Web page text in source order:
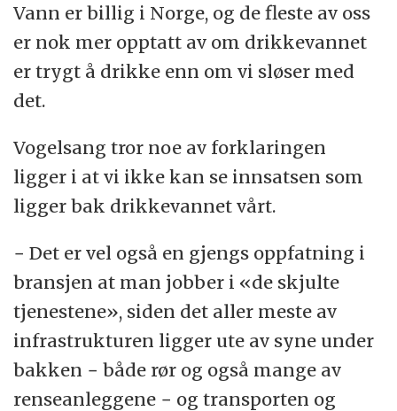
Vann er billig i Norge, og de fleste av oss
er nok mer opptatt av om drikkevannet
er trygt å drikke enn om vi sløser med
det.
Vogelsang tror noe av forklaringen
ligger i at vi ikke kan se innsatsen som
ligger bak drikkevannet vårt.
− Det er vel også en gjengs oppfatning i
bransjen at man jobber i «de skjulte
tjenestene», siden det aller meste av
infrastrukturen ligger ute av syne under
bakken − både rør og også mange av
renseanleggene − og transporten og